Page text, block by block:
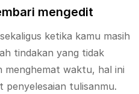
mengedit
ketika kamu masih
tindakan yang tidak
menghemat waktu, hal ini
tulisanmu.